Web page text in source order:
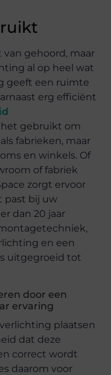
gehoord, maar
al op heel wat
geeft een ruimte
erg efficiënt
het gebruikt om
fabrieken, maar
en winkels. Of
of fabriek
zorgt ervoor
past bij uw
dan 20 jaar
en een
uitgegroeid tot
door een
ervaring
plaatsen
dat deze
correct wordt
daarom voor